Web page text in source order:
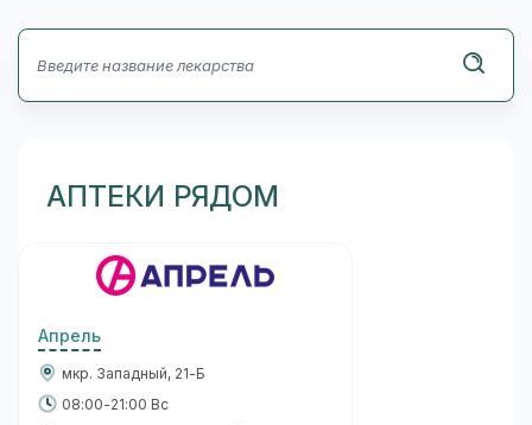
АПТЕКИ РЯДОМ
Апрель
мкр. Западный, 21-Б
08:00-21:00 Вс